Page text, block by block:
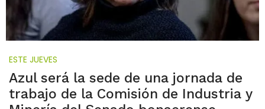
ESTE JUEVES
Azul será la sede de una jornada de
trabajo de la Comisión de Industria y